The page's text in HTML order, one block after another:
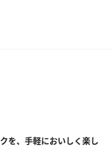
を、手軽においしく楽し